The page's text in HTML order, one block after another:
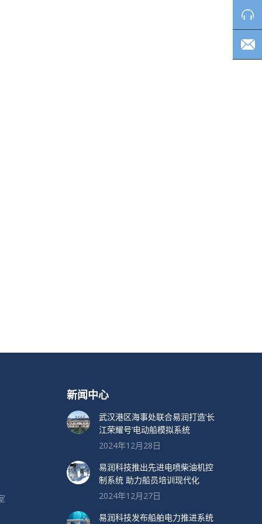
新闻中心
武汉港区海事处联合易润打造’长
江荣耀号’电动船模拟系统
2024年12月28日
易润科技推出先进电喷柴油机控
制系统 助力船员培训现代化
2024年12月27日
易润科技发布船舶电力推进系统